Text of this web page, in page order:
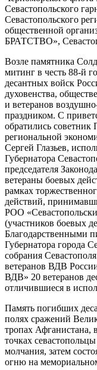
Севастопольского
Севастопольского
общественной
БРАТСТВО»,
Возле памятника
митинг в честь 88-й
десантных войск
духовенства,
и ветеранов
праздником. С
обратились советник
региональной
Сергей Глазьев,
Губернатора
председателя
ветераны боевых
рамках
действий,
РОО
(участников боевых
Благодарственными
Губернатора города
собрания
ветеранов ВДВ
ВДВ» 20 ветеранов
отличившиеся в
Память погибших
полях сражений
тропах Афганистана,
точках
молчания, затем
огню на